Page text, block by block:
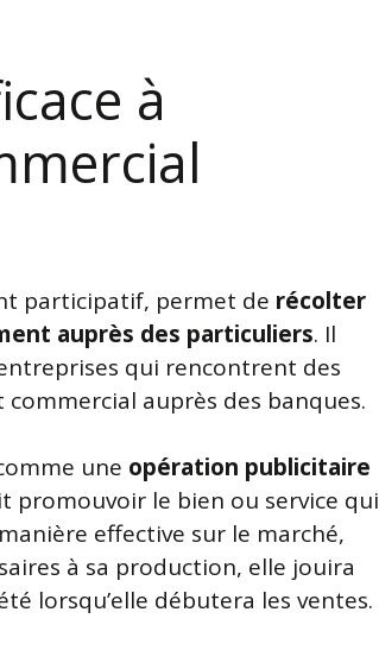
à
participatif, permet de récolter
auprès des particuliers. Il
qui rencontrent des
auprès des banques.
une opération publicitaire
promouvoir le bien ou service qui
effective sur le marché,
à sa production, elle jouira
lorsqu’elle débutera les ventes.